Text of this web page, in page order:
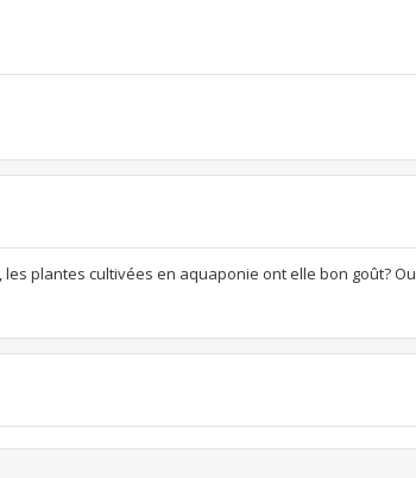
les plantes cultivées en aquaponie ont elle bon goût?